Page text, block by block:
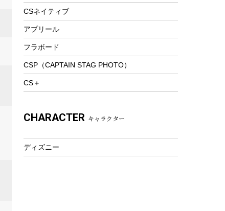
トレッキング
トレッキングステッキ
トレッキングアクセサリー
プレイグッズ
ウェルネス
フィットネス
アクセサリー
CSネイティブ
アプリール
フラボード
CSP（CAPTAIN STAG PHOTO）
CS＋
CHARACTER キャラクター
ディズニー